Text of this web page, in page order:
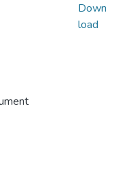
Down
load